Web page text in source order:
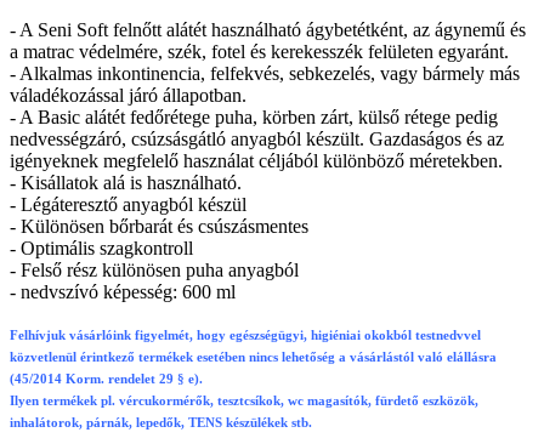
- A Seni Soft felnőtt alátét használható ágybetétként, az ágynemű és
a matrac védelmére, szék, fotel és kerekesszék felületen egyaránt.
- Alkalmas inkontinencia, felfekvés, sebkezelés, vagy bármely más
váladékozással járó állapotban.
- A Basic alátét fedőrétege puha, körben zárt, külső rétege pedig
nedvességzáró, csúzsásgátló anyagból készült. Gazdaságos és az
igényeknek megfelelő használat céljából különböző méretekben.
- Kisállatok alá is használható.
- Légáteresztő anyagból készül
- Különösen bőrbarát és csúszásmentes
- Optimális szagkontroll
- Felső rész különösen puha anyagból
- nedvszívó képesség: 600 ml
Felhívjuk vásárlóink figyelmét, hogy egészségügyi, higiéniai okokból testnedvvel
közvetlenül érintkező termékek esetében nincs lehetőség a vásárlástól való elállásra
(45/2014 Korm. rendelet 29 § e).
Ilyen termékek pl. vércukormérők, tesztcsíkok, wc magasítók, fürdető eszközök,
inhalátorok, párnák, lepedők, TENS készülékek stb.